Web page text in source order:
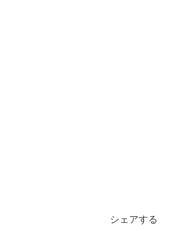
シェアする